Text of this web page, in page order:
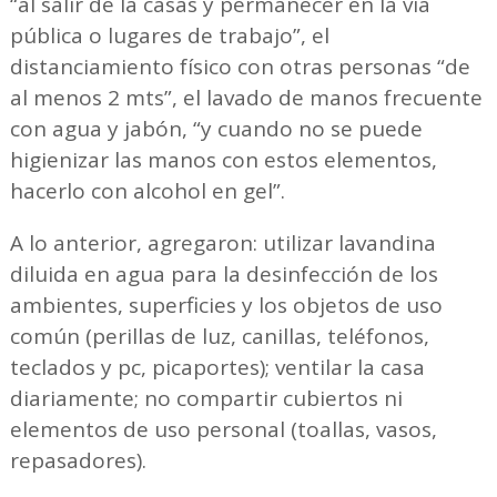
pública o lugares de trabajo”, el
distanciamiento físico con otras personas “de
al menos 2 mts”, el lavado de manos frecuente
con agua y jabón, “y cuando no se puede
higienizar las manos con estos elementos,
hacerlo con alcohol en gel”.
A lo anterior, agregaron: utilizar lavandina
diluida en agua para la desinfección de los
ambientes, superficies y los objetos de uso
común (perillas de luz, canillas, teléfonos,
teclados y pc, picaportes); ventilar la casa
diariamente; no compartir cubiertos ni
elementos de uso personal (toallas, vasos,
repasadores).